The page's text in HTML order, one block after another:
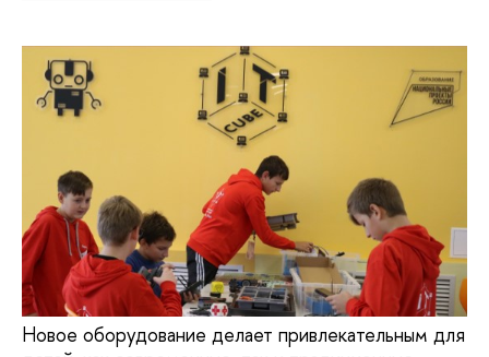
Новое оборудование делает привлекательным для